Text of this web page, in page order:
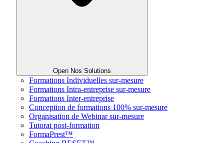
Open Nos Solutions
Formations Individuelles sur-mesure
Formations Intra-entreprise sur-mesure
Formations Inter-entreprise
Conception de formations 100% sur-mesure
Organisation de Webinar sur-mesure
Tutorat post-formation
FormaPrest™